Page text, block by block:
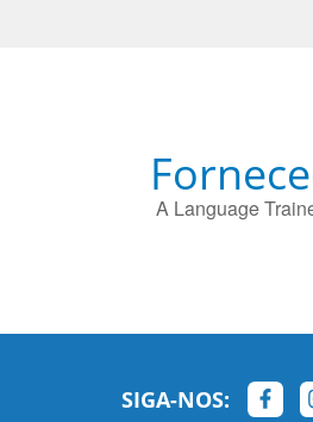
A Language
SIGA-NOS: